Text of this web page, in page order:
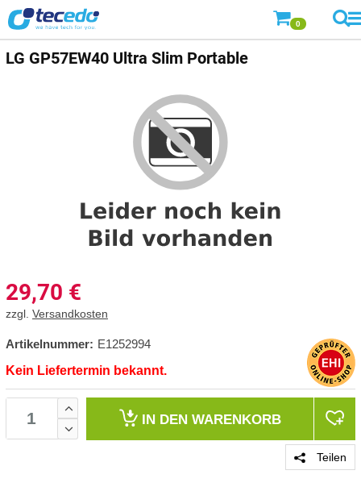
0
LG GP57EW40 Ultra Slim Portable
29,70 €
zzgl. Versandkosten
Artikelnummer: E1252994
Kein Liefertermin bekannt.
IN DEN WARENKORB
Teilen